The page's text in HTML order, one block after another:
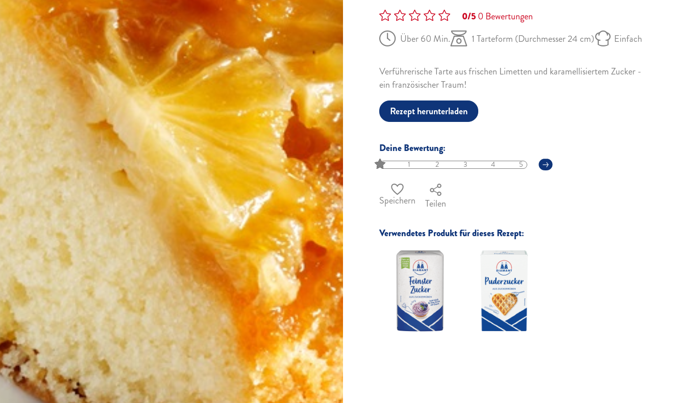
0/50 Bewertungen
Über 60 Min.
1 Tarteform (Durchmesser 24 cm) Einfach
Verführerische Tarte aus frischen Limetten und karamellisiertem Zucker -
ein französischer Traum!
Rezept herunterladen
Deine Bewertung:
1 2 3 4 5
Speichern Teilen
Verwendetes Produkt für dieses Rezept: